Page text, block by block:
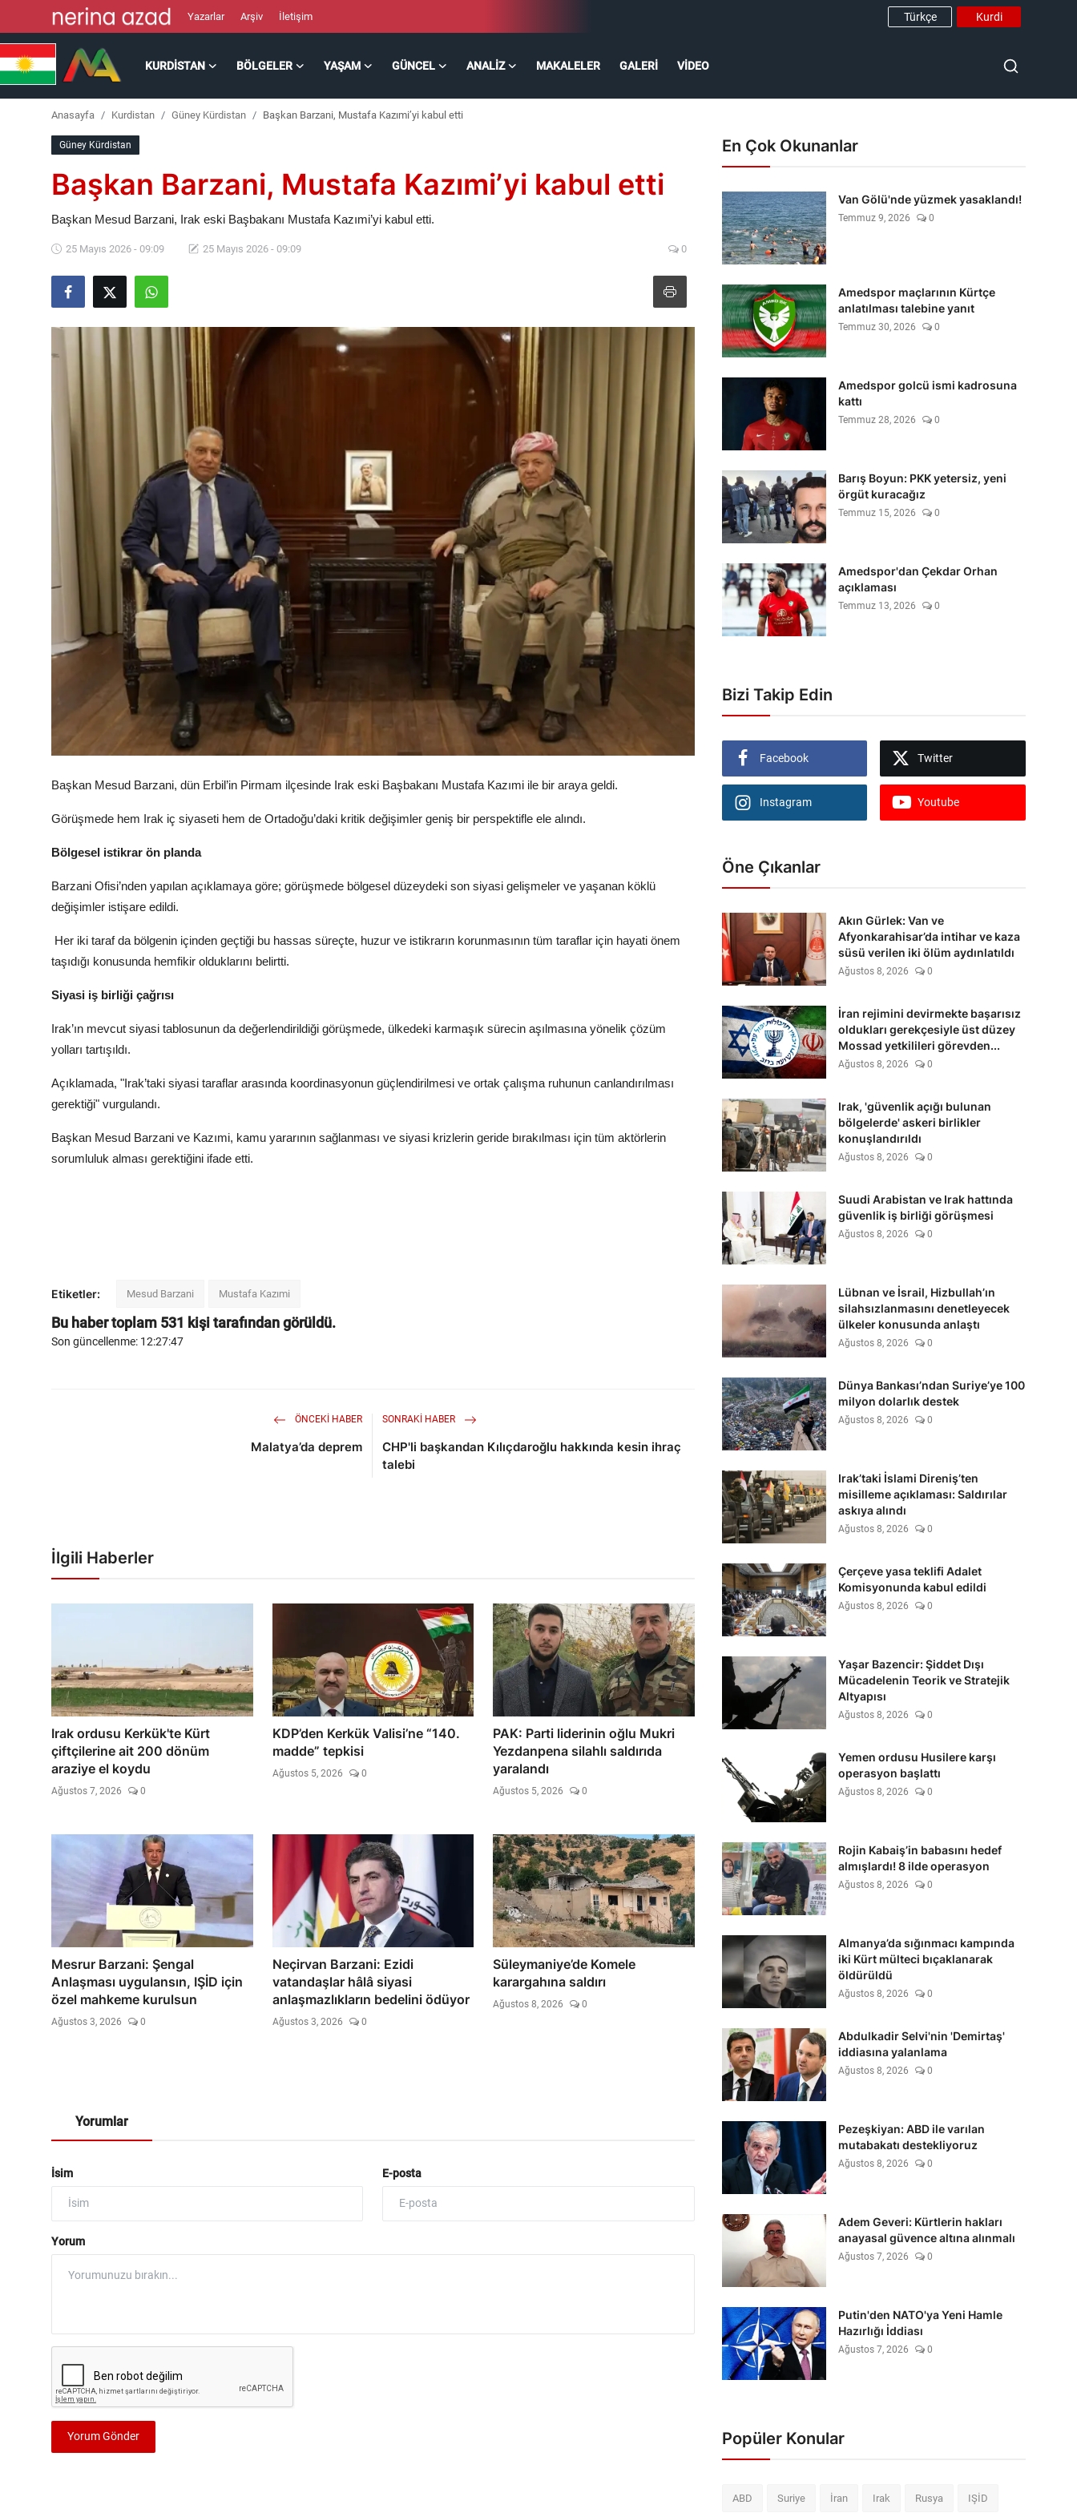
Yazarlar Arşiv İletişim Türkçe Kurdi
KURDISTAN BÖLGELER YAŞAM GÜNCEL ANALIZ MAKALELER GALERI VIDEO
Makaleler
Kurdi
Anasayfa Kurdistan Güney Kürdistan Başkan Barzani, Mustafa Kazımi’yi kabul etti
Güney Kürdistan
Başkan Barzani, Mustafa Kazımi’yi kabul etti
Başkan Mesud Barzani, Irak eski Başbakanı Mustafa Kazımi’yi kabul etti.
25 Mayıs 2026 - 09:09 25 Mayıs 2026 - 09:09 0
Başkan Mesud Barzani, dün Erbil’in Pirmam ilçesinde Irak eski Başbakanı Mustafa Kazımi ile bir araya geldi.
Görüşmede hem Irak iç siyaseti hem de Ortadoğu’daki kritik değişimler geniş bir perspektifle ele alındı.
Bölgesel istikrar ön planda
Barzani Ofisi’nden yapılan açıklamaya göre; görüşmede bölgesel düzeydeki son siyasi gelişmeler ve yaşanan köklü
değişimler istişare edildi.
Her iki taraf da bölgenin içinden geçtiği bu hassas süreçte, huzur ve istikrarın korunmasının tüm taraflar için hayati önem
taşıdığı konusunda hemfikir olduklarını belirtti.
Siyasi iş birliği çağrısı
Irak’ın mevcut siyasi tablosunun da değerlendirildiği görüşmede, ülkedeki karmaşık sürecin aşılmasına yönelik çözüm
yolları tartışıldı.
Açıklamada, "Irak’taki siyasi taraflar arasında koordinasyonun güçlendirilmesi ve ortak çalışma ruhunun canlandırılması
gerektiği" vurgulandı.
Başkan Mesud Barzani ve Kazımi, kamu yararının sağlanması ve siyasi krizlerin geride bırakılması için tüm aktörlerin
sorumluluk alması gerektiğini ifade etti.
Etiketler: Mesud Barzani Mustafa Kazımi
Bu haber toplam 531 kişi tarafından görüldü.
Son güncellenme: 12:27:47
ÖNCEKI HABER
Malatya’da deprem
SONRAKI HABER
CHP'li başkandan Kılıçdaroğlu hakkında kesin ihraç
talebi
İlgili Haberler
Irak ordusu Kerkük'te Kürt
çiftçilerine ait 200 dönüm
araziye el koydu
Ağustos 7, 2026 0
KDP’den Kerkük Valisi’ne “140.
madde” tepkisi
Ağustos 5, 2026 0
PAK: Parti liderinin oğlu Mukri
Yezdanpena silahlı saldırıda
yaralandı
Ağustos 5, 2026 0
Mesrur Barzani: Şengal
Anlaşması uygulansın, IŞİD için
özel mahkeme kurulsun
Ağustos 3, 2026 0
Neçirvan Barzani: Ezidi
vatandaşlar hâlâ siyasi
anlaşmazlıkların bedelini ödüyor
Ağustos 3, 2026 0
Süleymaniye’de Komele
karargahına saldırı
Ağustos 8, 2026 0
Yorumlar
İsim E-posta
Yorum
Yorum Gönder
En Çok Okunanlar
Van Gölü'nde yüzmek yasaklandı!
Temmuz 9, 2026 0
Amedspor maçlarının Kürtçe
anlatılması talebine yanıt
Temmuz 30, 2026 0
Amedspor golcü ismi kadrosuna
kattı
Temmuz 28, 2026 0
Barış Boyun: PKK yetersiz, yeni
örgüt kuracağız
Temmuz 15, 2026 0
Amedspor'dan Çekdar Orhan
açıklaması
Temmuz 13, 2026 0
Bizi Takip Edin
Facebook Twitter
Instagram Youtube
Öne Çıkanlar
Akın Gürlek: Van ve
Afyonkarahisar’da intihar ve kaza
süsü verilen iki ölüm aydınlatıldı
Ağustos 8, 2026 0
İran rejimini devirmekte başarısız
oldukları gerekçesiyle üst düzey
Mossad yetkilileri görevden...
Ağustos 8, 2026 0
Irak, 'güvenlik açığı bulunan
bölgelerde' askeri birlikler
konuşlandırıldı
Ağustos 8, 2026 0
Suudi Arabistan ve Irak hattında
güvenlik iş birliği görüşmesi
Ağustos 8, 2026 0
Lübnan ve İsrail, Hizbullah’ın
silahsızlanmasını denetleyecek
ülkeler konusunda anlaştı
Ağustos 8, 2026 0
Dünya Bankası’ndan Suriye’ye 100
milyon dolarlık destek
Ağustos 8, 2026 0
Irak’taki İslami Direniş’ten
misilleme açıklaması: Saldırılar
askıya alındı
Ağustos 8, 2026 0
Çerçeve yasa teklifi Adalet
Komisyonunda kabul edildi
Ağustos 8, 2026 0
Yaşar Bazencir: Şiddet Dışı
Mücadelenin Teorik ve Stratejik
Altyapısı
Ağustos 8, 2026 0
Yemen ordusu Husilere karşı
operasyon başlattı
Ağustos 8, 2026 0
Rojin Kabaiş’in babasını hedef
almışlardı! 8 ilde operasyon
Ağustos 8, 2026 0
Almanya’da sığınmacı kampında
iki Kürt mülteci bıçaklanarak
öldürüldü
Ağustos 8, 2026 0
Abdulkadir Selvi'nin 'Demirtaş'
iddiasına yalanlama
Ağustos 8, 2026 0
Pezeşkiyan: ABD ile varılan
mutabakatı destekliyoruz
Ağustos 8, 2026 0
Adem Geveri: Kürtlerin hakları
anayasal güvence altına alınmalı
Ağustos 7, 2026 0
Putin'den NATO'ya Yeni Hamle
Hazırlığı İddiası
Ağustos 7, 2026 0
Popüler Konular
ABD Suriye İran Irak Rusya IŞİD